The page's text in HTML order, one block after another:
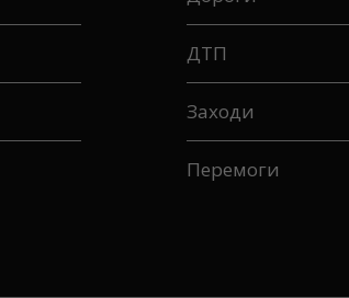
ДТП
Заходи
Перемоги